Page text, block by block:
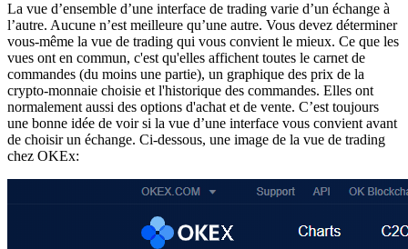
La vue d’ensemble d’une interface de trading varie d’un échange à
l’autre. Aucune n’est meilleure qu’une autre. Vous devez déterminer
vous-même la vue de trading qui vous convient le mieux. Ce que les
vues ont en commun, c'est qu'elles affichent toutes le carnet de
commandes (du moins une partie), un graphique des prix de la
crypto-monnaie choisie et l'historique des commandes. Elles ont
normalement aussi des options d'achat et de vente. C’est toujours
une bonne idée de voir si la vue d’une interface vous convient avant
de choisir un échange. Ci-dessous, une image de la vue de trading
chez OKEx: